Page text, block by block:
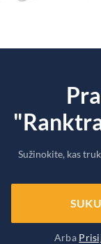
Sužinokite, kas
Arba